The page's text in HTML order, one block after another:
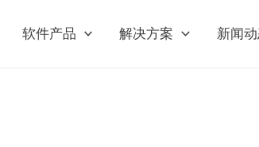
软件产品 解决方案 新闻